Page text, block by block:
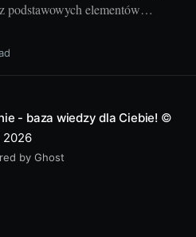
podstawowych elementów
od techniki, są taśmy
potrafi zdziałać cuda dla
- baza wiedzy dla Ciebie! ©
2026
by Ghost